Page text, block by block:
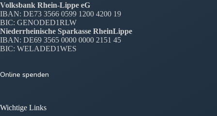
Volksbank Rhein-Lippe eG
IBAN: DE73 3566 0599 1200 4200 19
BIC: GENODED1RLW
Niederrheinische Sparkasse RheinLippe
IBAN: DE69 3565 0000 0000 2151 45
BIC: WELADED1WES
Online spenden
Wichtige Links